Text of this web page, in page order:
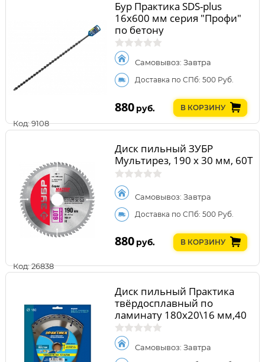
Код: 9108
Бур Практика SDS-plus
16х600 мм серия "Профи"
по бетону
Самовывоз: Завтра
Доставка по СПб: 500 Руб.
880 руб. В КОРЗИНУ
Код: 26838
Диск пильный ЗУБР
Мультирез, 190 x 30 мм, 60Т
Самовывоз: Завтра
Доставка по СПб: 500 Руб.
880 руб. В КОРЗИНУ
Диск пильный Практика
твёрдосплавный по
ламинату 180х20\16 мм,40
зубов
Самовывоз: Завтра